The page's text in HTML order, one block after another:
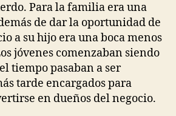
Para la familia era una
de dar la oportunidad de
a su hijo era una boca menos
jóvenes comenzaban siendo
tiempo pasaban a ser
tarde encargados para
en dueños del negocio.